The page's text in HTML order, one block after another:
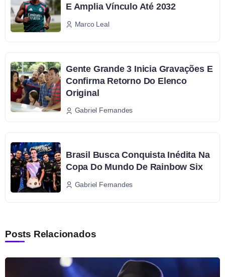
E Amplia Vínculo Até 2032
Marco Leal
Gente Grande 3 Inicia Gravações E
Confirma Retorno Do Elenco
Original
Gabriel Fernandes
Brasil Busca Conquista Inédita Na
Copa Do Mundo De Rainbow Six
Gabriel Fernandes
Posts Relacionados